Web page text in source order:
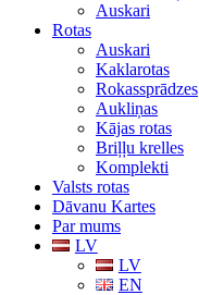
Auskari
Rotas
Auskari
Kaklarotas
Rokassprādzes
Aukliņas
Kājas rotas
Briļļu krelles
Komplekti
Valsts rotas
Dāvanu Kartes
Par mums
LV
LV
EN